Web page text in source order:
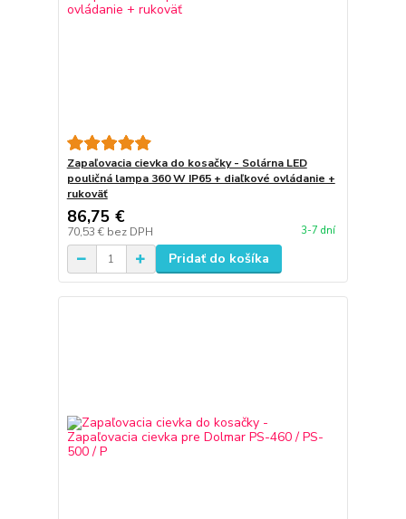
Zapaľovacia cievka do kosačky - Solárna LED
pouličná lampa 360 W IP65 + diaľkové ovládanie +
rukoväť
86,75 €
70,53 € bez DPH 3-7 dní
Pridať do košíka